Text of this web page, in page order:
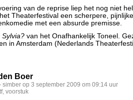
van de reprise liep het nog niet
Theaterfestival een scherpere,
met een absurde premisse.
Sylvia? van het Onafhankelijk Toneel.
in Amsterdam (Nederlands
Boer
op 3 september 2009 om 09:14 uur
tf, voorstuk